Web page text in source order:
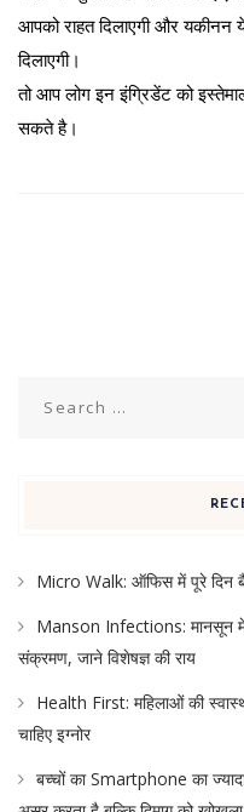
आपको राहत दिलाएगी और
दिलाएगी।
तो आप लोग इन इंग्रिडेंट को
सकते है।
Micro Walk: ऑफिस में पूरे दिन
Manson Infections: मानसून में
संक्रमण, जाने विशेषज्ञ की राय
Health First: महिलाओं की
चाहिए इग्नोर
बच्चों का Smartphone का